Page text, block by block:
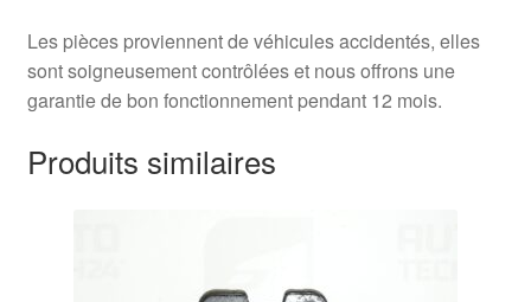
Les pièces proviennent de véhicules accidentés, elles
sont soigneusement contrôlées et nous offrons une
garantie de bon fonctionnement pendant 12 mois.
Produits similaires